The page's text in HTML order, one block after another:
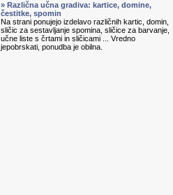
» Različna učna gradiva: kartice, domine,
čestitke, spomin
Na strani ponujejo izdelavo različnih kartic, domin,
sličic za sestavljanje spomina, sličice za barvanje,
učne liste s črtami in sličicami ... Vredno
jepobrskati, ponudba je obilna.